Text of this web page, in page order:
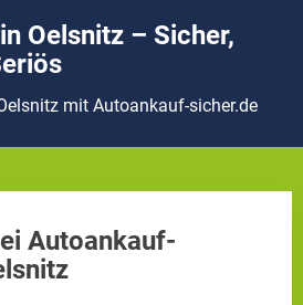
Oelsnitz – Sicher,
mit Autoankauf-sicher.de
Autoankauf-